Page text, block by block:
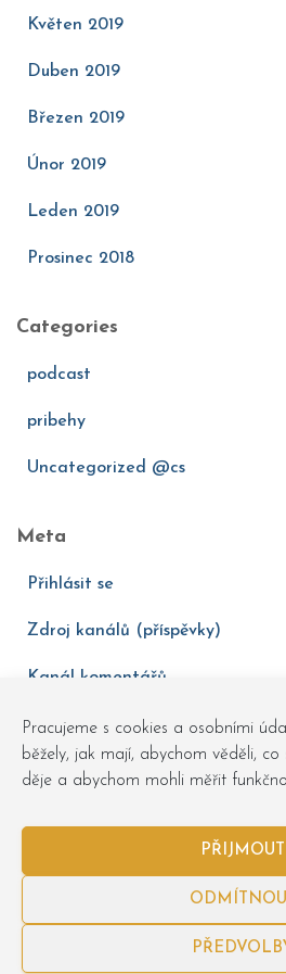
Pracujeme s cookies a osobními
běžely, jak mají, abychom věděli, co
děje a abychom mohli měřit
PŘIJMOUT
Květen 2019
Duben 2019
Březen 2019
Únor 2019
Leden 2019
Prosinec 2018
Categories
podcast
pribehy
Uncategorized @cs
Meta
Přihlásit se
Zdroj kanálů (příspěvky)
Kanál komentářů
Česká lokalizace
Obchůdky